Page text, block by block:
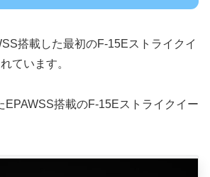
搭載した最初のF-15Eストライクイ
ています。
EPAWSS搭載のF-15Eストライクイー